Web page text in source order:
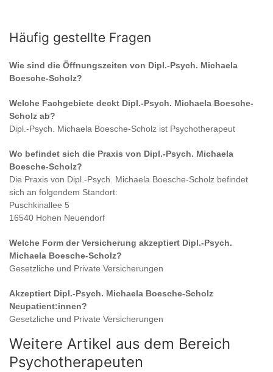
Häufig gestellte Fragen
Wie sind die Öffnungszeiten von Dipl.-Psych. Michaela
Boesche-Scholz?
Welche Fachgebiete deckt Dipl.-Psych. Michaela Boesche-
Scholz ab?
Dipl.-Psych. Michaela Boesche-Scholz ist Psychotherapeut
Wo befindet sich die Praxis von Dipl.-Psych. Michaela
Boesche-Scholz?
Die Praxis von Dipl.-Psych. Michaela Boesche-Scholz befindet
sich an folgendem Standort:
Puschkinallee 5
16540 Hohen Neuendorf
Welche Form der Versicherung akzeptiert Dipl.-Psych.
Michaela Boesche-Scholz?
Gesetzliche und Private Versicherungen
Akzeptiert Dipl.-Psych. Michaela Boesche-Scholz
Neupatient:innen?
Gesetzliche und Private Versicherungen
Weitere Artikel aus dem Bereich
Psychotherapeuten